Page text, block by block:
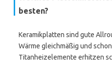
besten?
Keramikplatten sind gute
Wärme gleichmäßig und
Titanheizelemente erhitzen